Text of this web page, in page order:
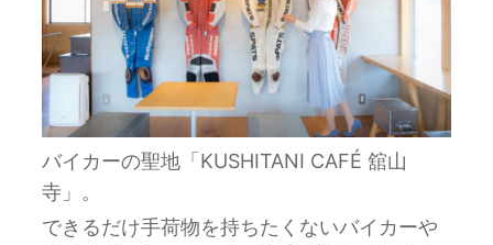
バイカーの聖地「KUSHITANI CAFÉ 舘山
寺」。
できるだけ手荷物を持ちたくないバイカーや